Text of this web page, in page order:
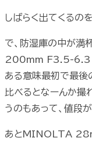
しばらく出てくるの
で、防湿庫の中が満
200mm F3.5-6.3
ある意味最初で最後
比べるとなーんか
うのもあって、値段
あとMINOLTA